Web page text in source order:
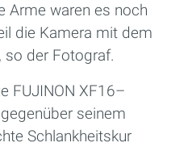
Arme waren es noch
die Kamera mit dem
so der Fotograf.
FUJINON XF16–
seinem
Schlankheitskur